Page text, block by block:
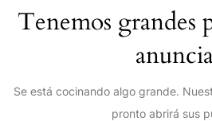
Tenemos grandes
Se está cocinando algo grande.
pronto abrirá sus